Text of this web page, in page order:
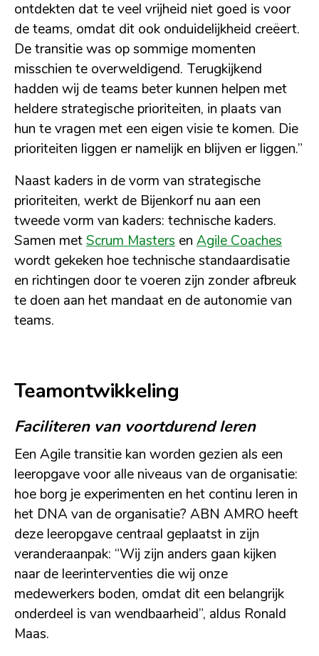
ontdekten dat te veel vrijheid niet goed is voor
de teams, omdat dit ook onduidelijkheid creëert.
De transitie was op sommige momenten
misschien te overweldigend. Terugkijkend
hadden wij de teams beter kunnen helpen met
heldere strategische prioriteiten, in plaats van
hun te vragen met een eigen visie te komen. Die
prioriteiten liggen er namelijk en blijven er liggen.”
Naast kaders in de vorm van strategische
prioriteiten, werkt de Bijenkorf nu aan een
tweede vorm van kaders: technische kaders.
Samen metScrum Masters en Agile Coaches
wordt gekeken hoe technische standaardisatie
en richtingen door te voeren zijn zonder afbreuk
te doen aan het mandaat en de autonomie van
teams.
Teamontwikkeling
Faciliteren van voortdurend leren
Een Agile transitie kan worden gezien als een
leeropgave voor alle niveaus van de organisatie:
hoe borg je experimenten en het continu leren in
het DNA van de organisatie? ABN AMRO heeft
deze leeropgave centraal geplaatst in zijn
veranderaanpak: “Wij zijn anders gaan kijken
naar de leerinterventies die wij onze
medewerkers boden, omdat dit een belangrijk
onderdeel is van wendbaarheid”, aldus Ronald
Maas.